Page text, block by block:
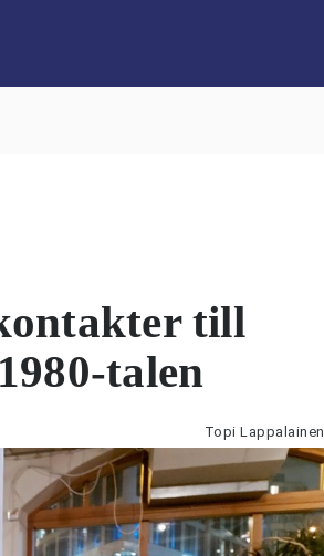
till
talen
Topi Lappalainen